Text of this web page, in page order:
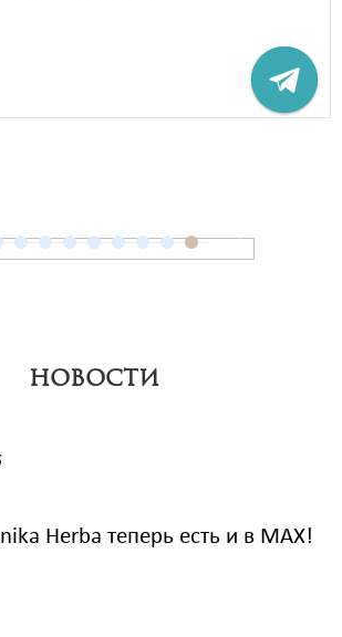
НОВОСТИ
Herba теперь есть и в MAX!